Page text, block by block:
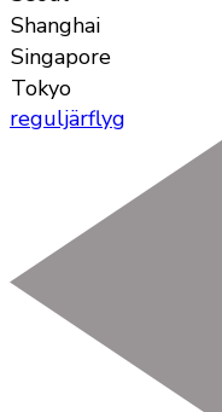
Shanghai
Singapore
Tokyo
reguljärflyg